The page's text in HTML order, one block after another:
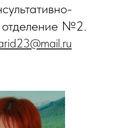
отделение №2.